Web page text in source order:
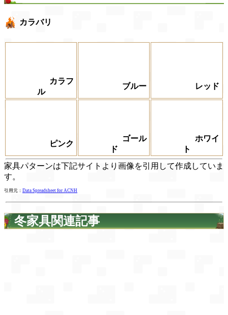
カラバリ
カラフ
ル
ブルー レッド
ピンク
ゴール
ド
ホワイ
ト
家具パターンは下記サイトより画像を引用して作成していま
す。
引用元： Data Spreadsheet for ACNH
冬家具関連記事